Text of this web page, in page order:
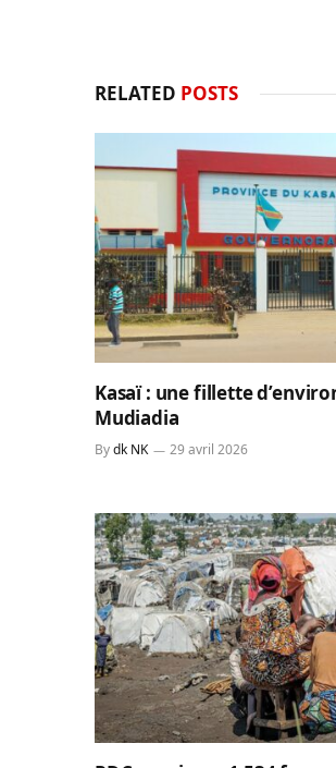
RELATED POSTS
Kasaï : une fillette
Mudiadia
Bydk NK 29 avril 2026